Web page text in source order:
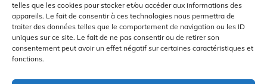
telles que les cookies pour stocker et/ou accéder aux informations des
appareils. Le fait de consentir à ces technologies nous permettra de
traiter des données telles que le comportement de navigation ou les ID
uniques sur ce site. Le fait de ne pas consentir ou de retirer son
consentement peut avoir un effet négatif sur certaines caractéristiques et
fonctions.
À PROPOS DE NOUS
AVIS DE NON-RESPONSABILITÉ
CONTACT US